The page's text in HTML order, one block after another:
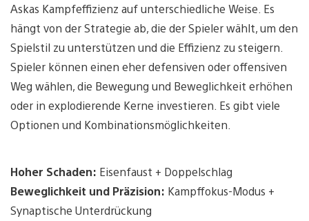
Askas Kampfeffizienz auf unterschiedliche Weise. Es
hängt von der Strategie ab, die der Spieler wählt, um den
Spielstil zu unterstützen und die Effizienz zu steigern.
Spieler können einen eher defensiven oder offensiven
Weg wählen, die Bewegung und Beweglichkeit erhöhen
oder in explodierende Kerne investieren. Es gibt viele
Optionen und Kombinationsmöglichkeiten.
Hoher Schaden: Eisenfaust + Doppelschlag
Beweglichkeit und Präzision: Kampffokus-Modus +
Synaptische Unterdrückung